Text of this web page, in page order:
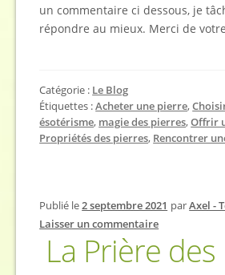
un commentaire ci dessous, je
répondre au mieux. Merci de
Catégorie : Le Blog
Étiquettes :Acheter une pierre,
ésotérisme, magie des pierres,Offrir
Propriétés des pierres, Rencontrer
Publié le2 septembre 2021 parAxel -
Laisser un commentaire
La Prière